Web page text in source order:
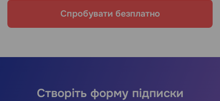
Спробувати безплатно
Cтворіть форму підписки